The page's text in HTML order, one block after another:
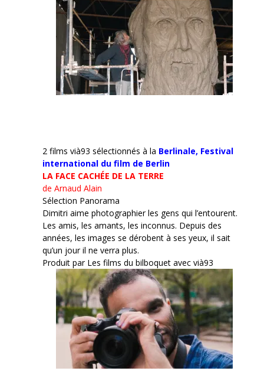
2 films vià93 sélectionnés à la Berlinale, Festival
international du film de Berlin
LA FACE CACHÉE DE LA TERRE
de Arnaud Alain
Sélection Panorama
Dimitri aime photographier les gens qui l’entourent.
Les amis, les amants, les inconnus. Depuis des
années, les images se dérobent à ses yeux, il sait
qu’un jour il ne verra plus.
Produit par Les films du bilboquet avec vià93